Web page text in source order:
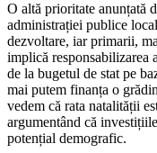
O altă prioritate anunțată
administrației publice
dezvoltare, iar primarii,
implică responsabilizarea
de la bugetul de stat pe
mai putem finanța o
vedem că rata natalității
argumentând că
potențial demografic.